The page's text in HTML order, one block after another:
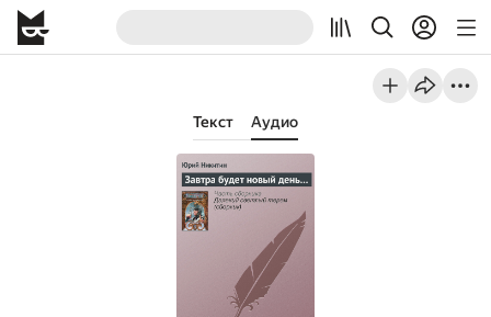
Текст Аудио